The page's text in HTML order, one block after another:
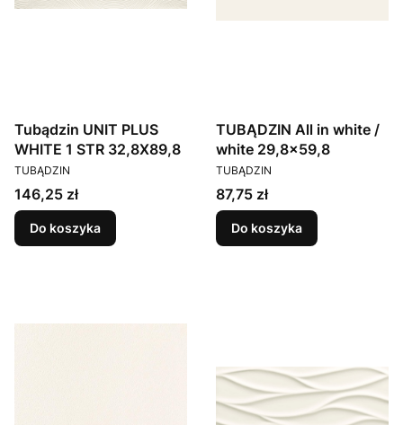
Tubądzin UNIT PLUS
WHITE 1 STR 32,8X89,8
PRODUCENT
TUBĄDZIN
Cena
146,25 zł
Do koszyka
TUBĄDZIN All in white /
white 29,8x59,8
PRODUCENT
TUBĄDZIN
Cena
87,75 zł
Do koszyka